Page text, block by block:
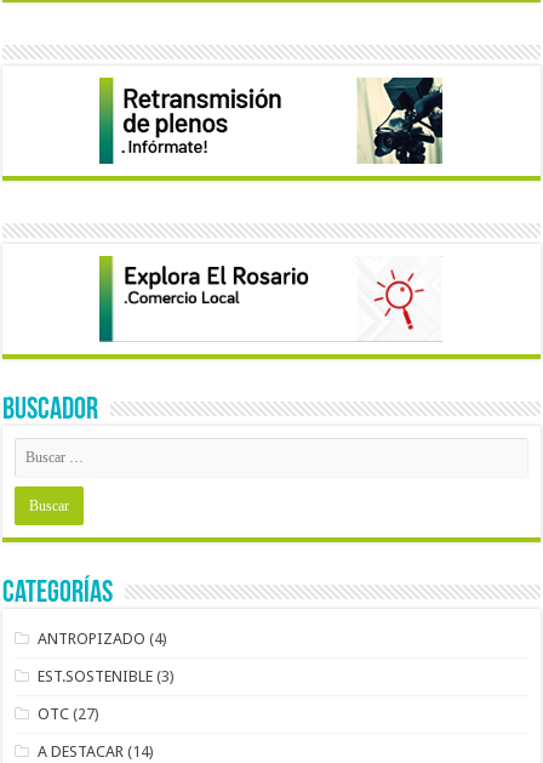
BUSCADOR
Categorías
ANTROPIZADO (4)
EST.SOSTENIBLE (3)
OTC (27)
A DESTACAR (14)